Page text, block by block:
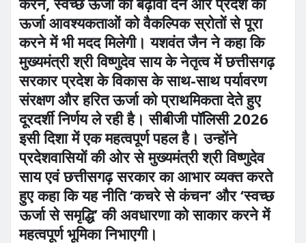
ऊर्जा आवश्यकताओं को वैकल्पिक स्रोतों से पूरा
करने में भी मदद मिलेगी। यशवंत जैन ने कहा कि
मुख्यमंत्री श्री विष्णुदेव साय के नेतृत्व में छत्तीसगढ़
सरकार प्रदेश के विकास के साथ-साथ पर्यावरण
संरक्षण और हरित ऊर्जा को प्राथमिकता देते हुए
दूरदर्शी निर्णय ले रही है। सीबीजी पॉलिसी 2026
इसी दिशा में एक महत्वपूर्ण पहल है। उन्होंने
प्रदेशवासियों की ओर से मुख्यमंत्री श्री विष्णुदेव
साय एवं छत्तीसगढ़ सरकार का आभार व्यक्त करते
हुए कहा कि यह नीति ‘कचरे से कंचन’ और ‘स्वच्छ
ऊर्जा से समृद्धि’ की अवधारणा को साकार करने में
महत्वपूर्ण भूमिका निभाएगी।